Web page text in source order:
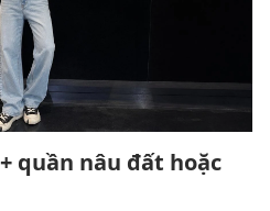
quần nâu đất hoặc